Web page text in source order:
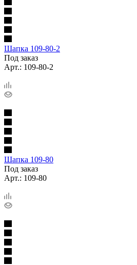
Шапка 109-80-2
Под заказ
Арт.: 109-80-2
Шапка 109-80
Под заказ
Арт.: 109-80